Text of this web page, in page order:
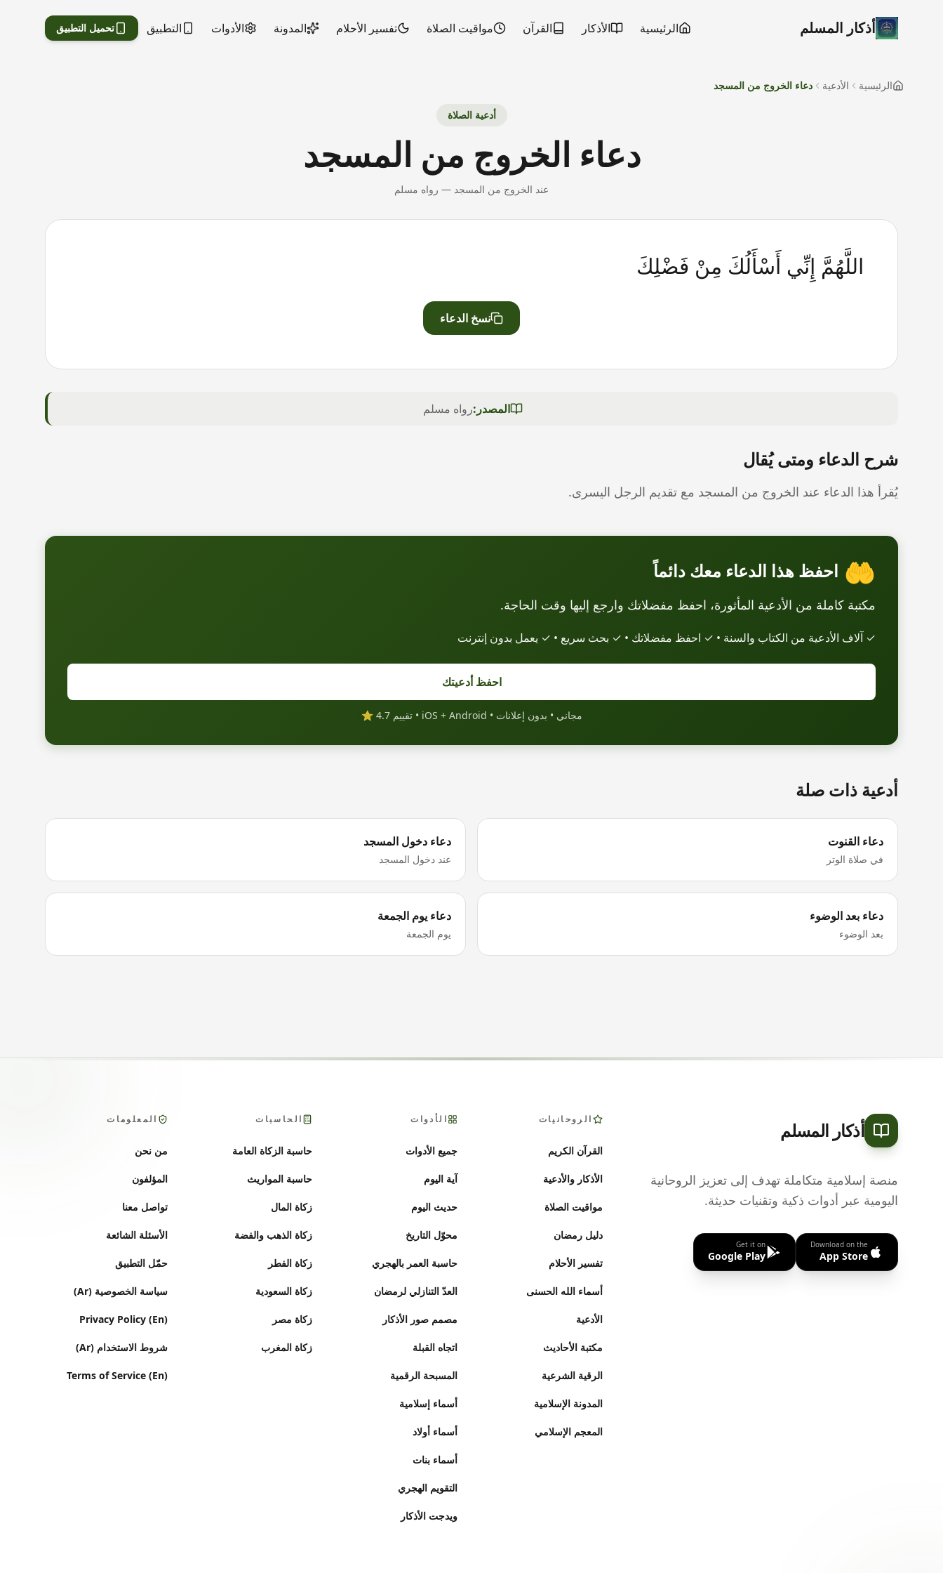
أذكار المسلم الرئيسية الأذكار القرآن مواقيت الصلاة تفسير الأحلام المدونة الأدوات التطبيق تحميل التطبيق
الرئيسية الأدعية دعاء الخروج من المسجد
أدعية الصلاة
دعاء الخروج من المسجد
عند الخروج من المسجد — رواه مسلم
اللَّهُمَّ إِنِّي أَسْأَلُكَ مِنْ فَضْلِكَ
نسخ الدعاء
المصدر:رواه مسلم
شرح الدعاء ومتى يُقال
يُقرأ هذا الدعاء عند الخروج من المسجد مع تقديم الرجل اليسرى.
🤲 احفظ هذا الدعاء معك دائماً
مكتبة كاملة من الأدعية المأثورة، احفظ مفضلاتك وارجع إليها وقت الحاجة.
✓ آلاف الأدعية من الكتاب والسنة • ✓ احفظ مفضلاتك • ✓ بحث سريع • ✓ يعمل بدون إنترنت
احفظ أدعيتك
مجاني • بدون إعلانات • iOS + Android • تقييم 4.7 ⭐
أدعية ذات صلة
دعاء القنوت
في صلاة الوتر
دعاء دخول المسجد
عند دخول المسجد
دعاء بعد الوضوء
بعد الوضوء
دعاء يوم الجمعة
يوم الجمعة
أذكار المسلم
منصة إسلامية متكاملة تهدف إلى تعزيز الروحانية
اليومية عبر أدوات ذكية وتقنيات حديثة.
Download on the
App Store
Get it on
Google Play
الروحانيات
القرآن الكريم
الأذكار والأدعية
مواقيت الصلاة
دليل رمضان
تفسير الأحلام
أسماء الله الحسنى
الأدعية
مكتبة الأحاديث
الرقية الشرعية
المدونة الإسلامية
المعجم الإسلامي
الأدوات
جميع الأدوات
آية اليوم
حديث اليوم
محوّل التاريخ
حاسبة العمر بالهجري
العدّ التنازلي لرمضان
مصمم صور الأذكار
اتجاه القبلة
المسبحة الرقمية
أسماء إسلامية
أسماء أولاد
أسماء بنات
التقويم الهجري
ويدجت الأذكار
الحاسبات
حاسبة الزكاة العامة
حاسبة المواريث
زكاة المال
زكاة الذهب والفضة
زكاة الفطر
زكاة السعودية
زكاة مصر
زكاة المغرب
المعلومات
من نحن
المؤلفون
تواصل معنا
الأسئلة الشائعة
حمّل التطبيق
سياسة الخصوصية (Ar)
Privacy Policy (En)
شروط الاستخدام (Ar)
Terms of Service (En)